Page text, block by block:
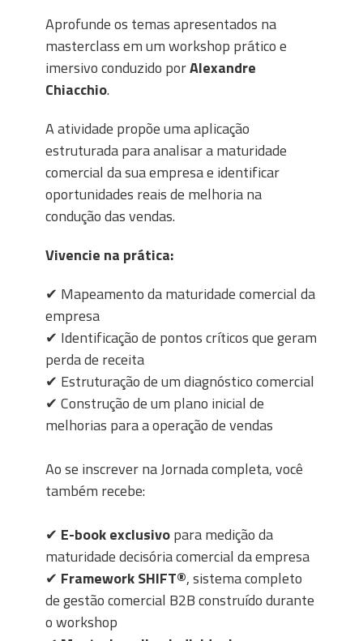
Aprofunde os temas apresentados na
masterclass em um workshop prático e
imersivo conduzido porAlexandre
Chiacchio.
A atividade propõe uma aplicação
estruturada para analisar a maturidade
comercial da sua empresa e identificar
oportunidades reais de melhoria na
condução das vendas.
Vivencie na prática:
✔ Mapeamento da maturidade comercial da
empresa
✔ Identificação de pontos críticos que geram
perda de receita
✔ Estruturação de um diagnóstico comercial
✔ Construção de um plano inicial de
melhorias para a operação de vendas
Ao se inscrever na Jornada completa, você
também recebe:
✔ E-book exclusivopara medição da
maturidade decisória comercial da empresa
✔ Framework SHIFT®, sistema completo
de gestão comercial B2B construído durante
o workshop